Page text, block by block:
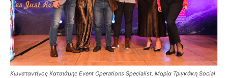
Κωνσταντίνος Κατσιάμης Εvent Operations Specialist, Μαρία Τριγκάκη Social